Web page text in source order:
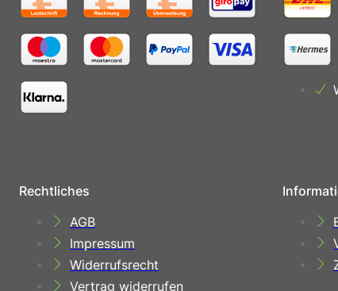
Rechtliches
AGB
Impressum
Widerrufsrecht
Vertrag widerrufen